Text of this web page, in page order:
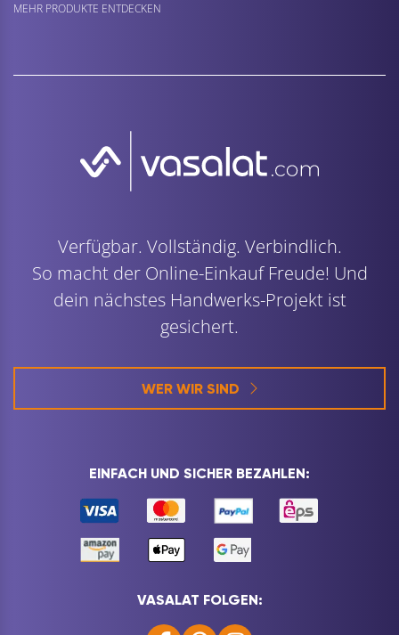
MEHR PRODUKTE ENTDECKEN
Verfügbar. Vollständig. Verbindlich.
So macht der Online-Einkauf Freude! Und
dein nächstes Handwerks-Projekt ist
gesichert.
WER WIR SIND
EINFACH UND SICHER BEZAHLEN:
VASALAT FOLGEN: